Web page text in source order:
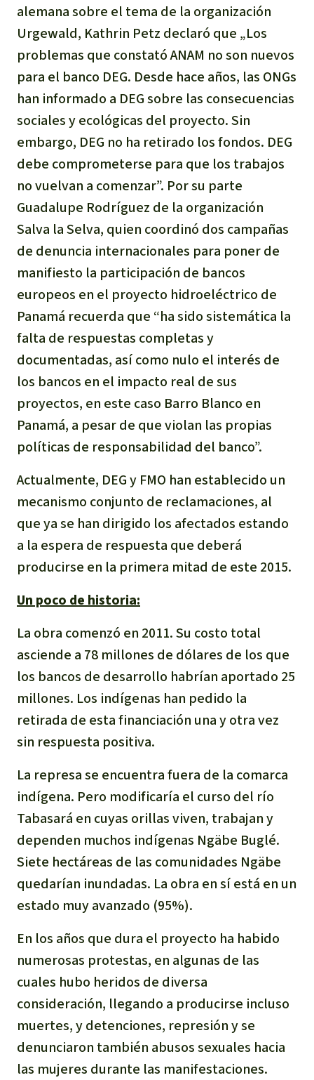
alemana sobre el tema de la organización
Urgewald, Kathrin Petz declaró que „Los
problemas que constató ANAM no son nuevos
para el banco DEG. Desde hace años, las ONGs
han informado a DEG sobre las consecuencias
sociales y ecológicas del proyecto. Sin
embargo, DEG no ha retirado los fondos. DEG
debe comprometerse para que los trabajos
no vuelvan a comenzar”. Por su parte
Guadalupe Rodríguez de la organización
Salva la Selva, quien coordinó dos campañas
de denuncia internacionales para poner de
manifiesto la participación de bancos
europeos en el proyecto hidroeléctrico de
Panamá recuerda que “ha sido sistemática la
falta de respuestas completas y
documentadas, así como nulo el interés de
los bancos en el impacto real de sus
proyectos, en este caso Barro Blanco en
Panamá, a pesar de que violan las propias
políticas de responsabilidad del banco”.
Actualmente, DEG y FMO han establecido un
mecanismo conjunto de reclamaciones, al
que ya se han dirigido los afectados estando
a la espera de respuesta que deberá
producirse en la primera mitad de este 2015.
Un poco de historia:
La obra comenzó en 2011. Su costo total
asciende a 78 millones de dólares de los que
los bancos de desarrollo habrían aportado 25
millones. Los indígenas han pedido la
retirada de esta financiación una y otra vez
sin respuesta positiva.
La represa se encuentra fuera de la comarca
indígena. Pero modificaría el curso del río
Tabasará en cuyas orillas viven, trabajan y
dependen muchos indígenas Ngäbe Buglé.
Siete hectáreas de las comunidades Ngäbe
quedarían inundadas. La obra en sí está en un
estado muy avanzado (95%).
En los años que dura el proyecto ha habido
numerosas protestas, en algunas de las
cuales hubo heridos de diversa
consideración, llegando a producirse incluso
muertes, y detenciones, represión y se
denunciaron también abusos sexuales hacia
las mujeres durante las manifestaciones.